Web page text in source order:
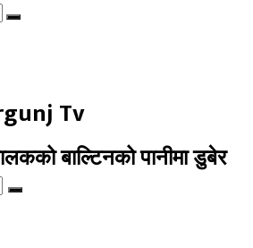
Tv
बाल्टिनको पानीमा डुबेर